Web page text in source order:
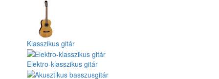
Klasszikus gitár
Elektro-klasszikus gitár